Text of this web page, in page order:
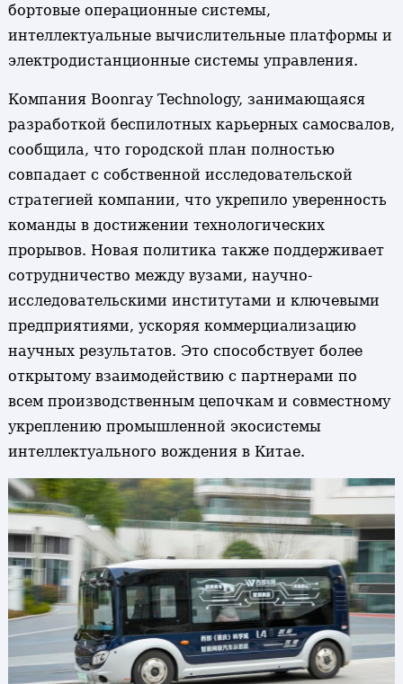
бортовые операционные системы,
интеллектуальные вычислительные платформы и
электродистанционные системы управления.
Компания Boonray Technology, занимающаяся
разработкой беспилотных карьерных самосвалов,
сообщила, что городской план полностью
совпадает с собственной исследовательской
стратегией компании, что укрепило уверенность
команды в достижении технологических
прорывов. Новая политика также поддерживает
сотрудничество между вузами, научно-
исследовательскими институтами и ключевыми
предприятиями, ускоряя коммерциализацию
научных результатов. Это способствует более
открытому взаимодействию с партнерами по
всем производственным цепочкам и совместному
укреплению промышленной экосистемы
интеллектуального вождения в Китае.